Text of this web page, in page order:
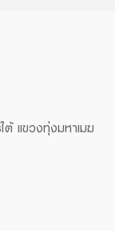
แขวงทุ่งมหาเมฆ